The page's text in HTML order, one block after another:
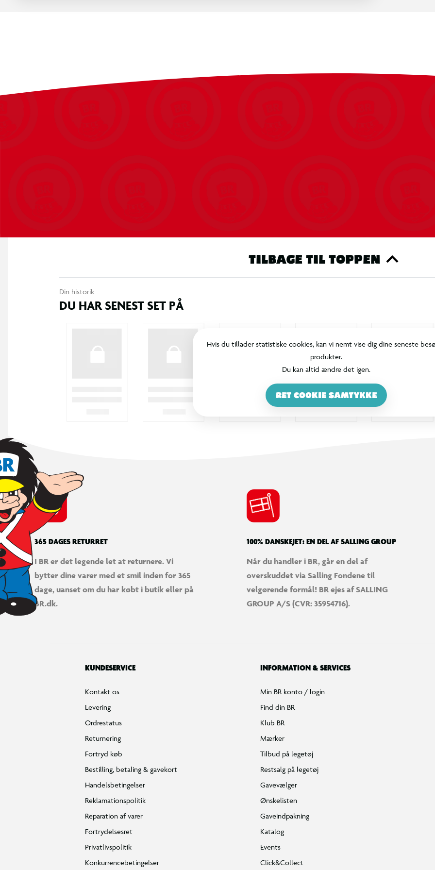
Motorhjelmen kan åbne
TILBAGE TIL TOPPEN
Din historik
DU HAR SENEST SET PÅ
Hvis du tillader statistiske cookies, kan vi nemt vise dig dine seneste
produkter.
Du kan altid ændre det igen.
RET COOKIE SAMTYKKE
365 DAGES RETURRET
I BR er det legende let at returnere. Vi
bytter dine varer med et smil inden for 365
dage, uanset om du har købt i butik eller på
BR.dk.
100% DANSKEJET: EN DEL AF SALLING GROUP
Når du handler i BR, går en del af
overskuddet via Salling Fondene til
velgørende formål! BR ejes af SALLING
GROUP A/S (CVR: 35954716).
KUNDESERVICE
Kontakt os
Levering
Ordrestatus
Returnering
Fortryd køb
Bestilling, betaling & gavekort
Handelsbetingelser
Reklamationspolitik
Reparation af varer
Fortrydelsesret
Privatlivspolitik
Konkurrencebetingelser
INFORMATION & SERVICES
Min BR konto / login
Find din BR
Klub BR
Mærker
Tilbud på legetøj
Restsalg på legetøj
Gavevælger
Ønskelisten
Gaveindpakning
Katalog
Events
Click&Collect